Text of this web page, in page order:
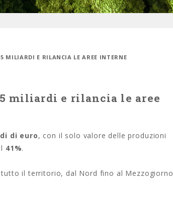
MILIARDI E RILANCIA LE AREE INTERNE
miliardi e rilancia le aree
di euro, con il solo valore delle produzioni
41%.
il territorio, dal Nord fino al